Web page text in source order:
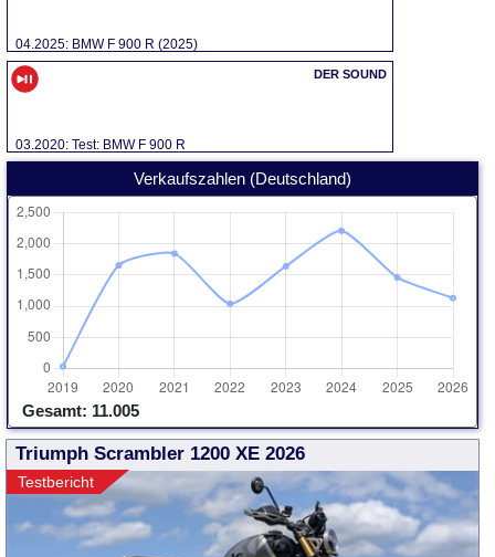
04.2025: BMW F 900 R (2025)
03.2020: Test: BMW F 900 R
Verkaufszahlen (Deutschland)
Gesamt: 11.005
Triumph Scrambler 1200 XE 2026
Testbericht